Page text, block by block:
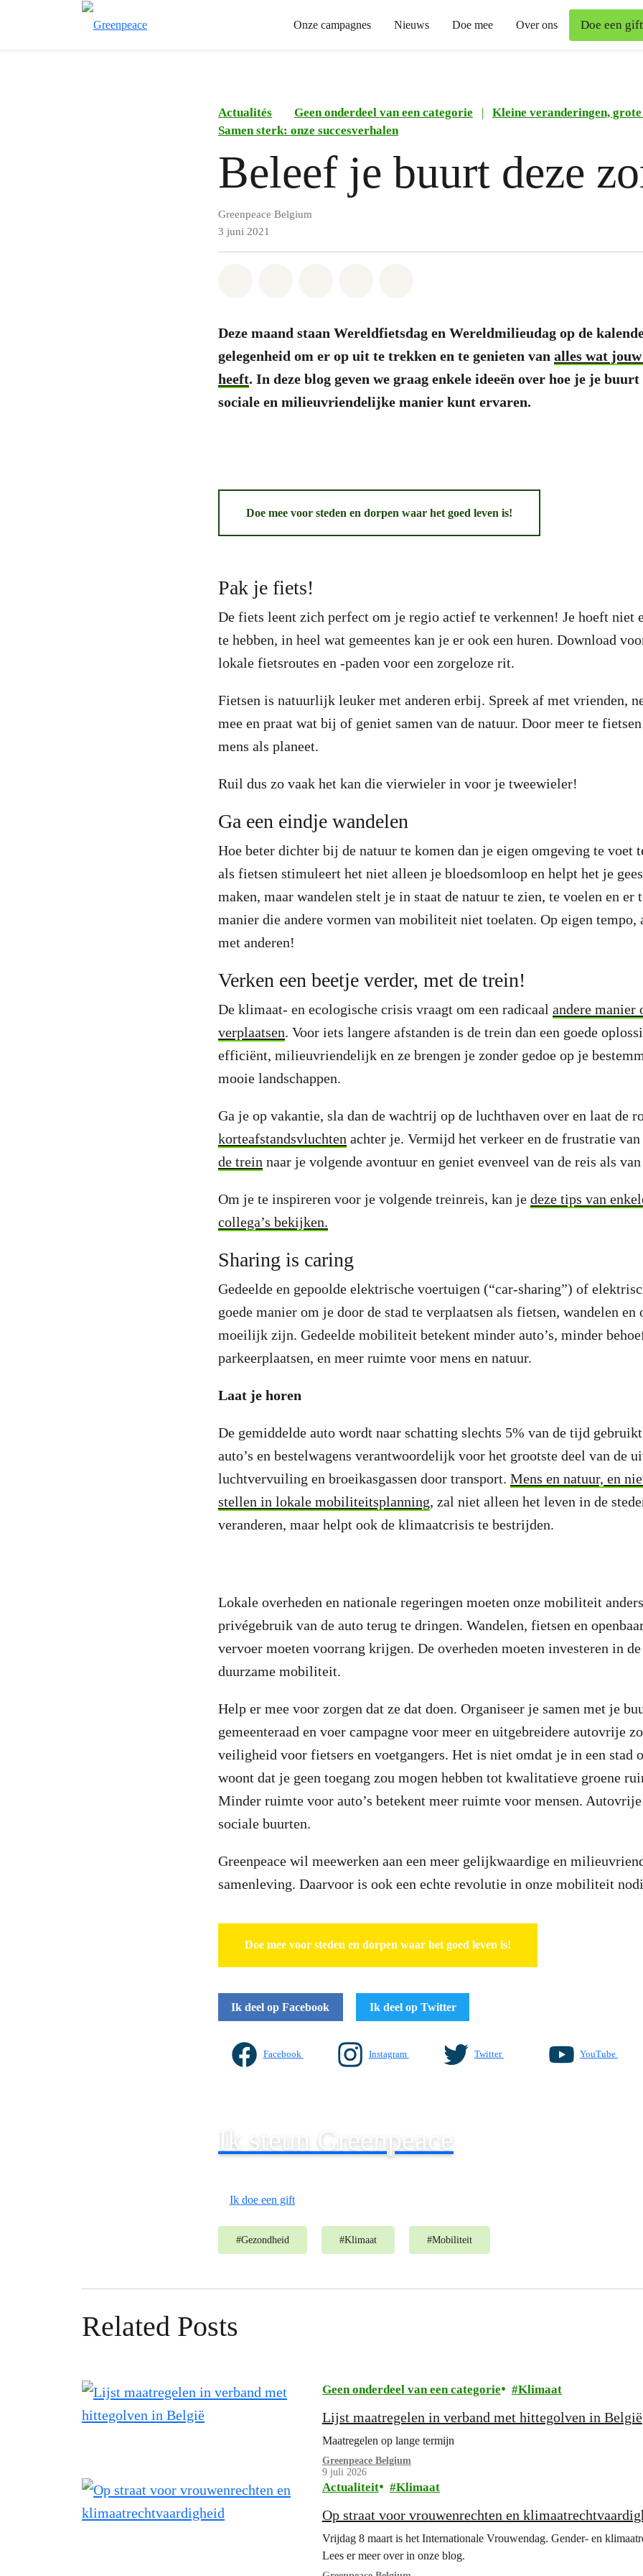
Onze campagnes Nieuws Doe mee Over ons Doe een gift
Actualités Geen onderdeel van een categorie | Kleine veranderingen,
Samen sterk: onze succesverhalen
Beleef je buurt deze
Greenpeace Belgium
3 juni 2021
Deze maand staan Wereldfietsdag en Wereldmilieudag op de
gelegenheid om er op uit te trekken en te genieten van alles wat
heeft. In deze blog geven we graag enkele ideeën over hoe je je
sociale en milieuvriendelijke manier kunt ervaren.
Doe mee voor steden en dorpen waar het goed leven is!
Pak je fiets!
De fiets leent zich perfect om je regio actief te verkennen! Je hoeft niet
te hebben, in heel wat gemeentes kan je er ook een huren. Download
lokale fietsroutes en -paden voor een zorgeloze rit.
Fietsen is natuurlijk leuker met anderen erbij. Spreek af met vrienden,
mee en praat wat bij of geniet samen van de natuur. Door meer te
mens als planeet.
Ruil dus zo vaak het kan die vierwieler in voor je tweewieler!
Ga een eindje wandelen
Hoe beter dichter bij de natuur te komen dan je eigen omgeving te voet
als fietsen stimuleert het niet alleen je bloedsomloop en helpt het je
maken, maar wandelen stelt je in staat de natuur te zien, te voelen en er
manier die andere vormen van mobiliteit niet toelaten. Op eigen tempo,
met anderen!
Verken een beetje verder, met de trein!
De klimaat- en ecologische crisis vraagt om een radicaal andere manier
verplaatsen. Voor iets langere afstanden is de trein dan een goede
efficiënt, milieuvriendelijk en ze brengen je zonder gedoe op je
mooie landschappen.
Ga je op vakantie, sla dan de wachtrij op de luchthaven over en laat de
korteafstandsvluchten achter je. Vermijd het verkeer en de frustratie van
de trein naar je volgende avontuur en geniet evenveel van de reis als
Om je te inspireren voor je volgende treinreis, kan je deze tips van
collega’s bekijken.
Sharing is caring
Gedeelde en gepoolde elektrische voertuigen (“car-sharing”) of
goede manier om je door de stad te verplaatsen als fietsen, wandelen en
moeilijk zijn. Gedeelde mobiliteit betekent minder auto’s, minder
parkeerplaatsen, en meer ruimte voor mens en natuur.
Laat je horen
De gemiddelde auto wordt naar schatting slechts 5% van de tijd
auto’s en bestelwagens verantwoordelijk voor het grootste deel van de
luchtvervuiling en broeikasgassen door transport. Mens en natuur, en
stellen in lokale mobiliteitsplanning, zal niet alleen het leven in de
veranderen, maar helpt ook de klimaatcrisis te bestrijden.
Lokale overheden en nationale regeringen moeten onze mobiliteit
privégebruik van de auto terug te dringen. Wandelen, fietsen en
vervoer moeten voorrang krijgen. De overheden moeten investeren in
duurzame mobiliteit.
Help er mee voor zorgen dat ze dat doen. Organiseer je samen met je
gemeenteraad en voer campagne voor meer en uitgebreidere autovrije
veiligheid voor fietsers en voetgangers. Het is niet omdat je in een stad
woont dat je geen toegang zou mogen hebben tot kwalitatieve groene
Minder ruimte voor auto’s betekent meer ruimte voor mensen.
sociale buurten.
Greenpeace wil meewerken aan een meer gelijkwaardige en
samenleving. Daarvoor is ook een echte revolutie in onze mobiliteit
Doe mee voor steden en dorpen waar het goed leven is!
Ik deel op Facebook Ik deel op Twitter
Facebook Instagram Twitter YouTube
Ik steun Greenpeace
Ik doe een gift
#Gezondheid #Klimaat #Mobiliteit
Related Posts
Geen onderdeel van een categorie Klimaat
Lijst maatregelen in verband met hittegolven in België
Maatregelen op lange termijn
Greenpeace Belgium
9 juli 2026
Actualiteit Klimaat
Op straat voor vrouwenrechten en
Vrijdag 8 maart is het Internationale Vrouwendag. Gender- en
Lees er meer over in onze blog.